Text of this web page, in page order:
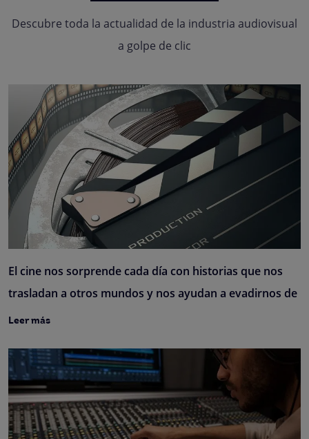
Descubre toda la actualidad de la industria audiovisual
a golpe de clic
El cine nos sorprende cada día con historias que nos
trasladan a otros mundos y nos ayudan a evadirnos de
Leer más